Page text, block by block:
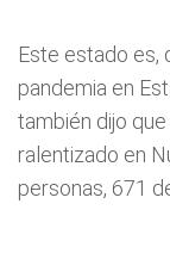
Este estado es,
pandemia en
también dijo
ralentizado en
personas, 671